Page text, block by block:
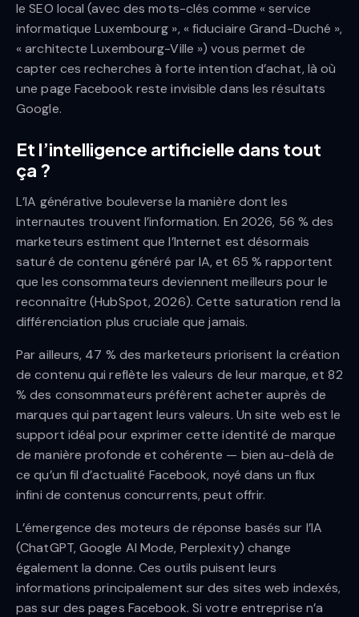
le SEO local (avec des mots-clés comme « service
informatique Luxembourg », « fiduciaire Grand-Duché »,
« architecte Luxembourg-Ville ») vous permet de
capter ces recherches à forte intention d’achat, là où
une page Facebook reste invisible dans les résultats
Google.
Et l’intelligence artificielle dans tout
ça ?
L’IA générative bouleverse la manière dont les
internautes trouvent l’information. En 2026, 56 % des
marketeurs estiment que l’Internet est désormais
saturé de contenu généré par IA, et 65 % rapportent
que les consommateurs deviennent meilleurs pour le
reconnaître (HubSpot, 2026). Cette saturation rend la
différenciation plus cruciale que jamais.
Par ailleurs, 47 % des marketeurs priorisent la création
de contenu qui reflète les valeurs de leur marque, et 82
% des consommateurs préfèrent acheter auprès de
marques qui partagent leurs valeurs. Un site web est le
support idéal pour exprimer cette identité de marque
de manière profonde et cohérente — bien au-delà de
ce qu’un fil d’actualité Facebook, noyé dans un flux
infini de contenus concurrents, peut offrir.
L’émergence des moteurs de réponse basés sur l’IA
(ChatGPT, Google AI Mode, Perplexity) change
également la donne. Ces outils puisent leurs
informations principalement sur des sites web indexés,
pas sur des pages Facebook. Si votre entreprise n’a